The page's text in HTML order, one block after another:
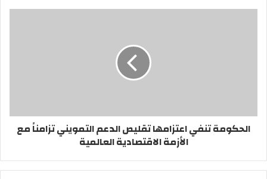
الحكومة تنفي اعتزامها تقليص الدعم التمويني تزامناً مع
الأزمة الاقتصادية العالمية